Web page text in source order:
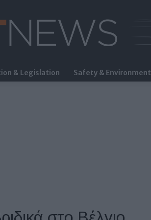
FleetNews
& Legislation Safety & Environment